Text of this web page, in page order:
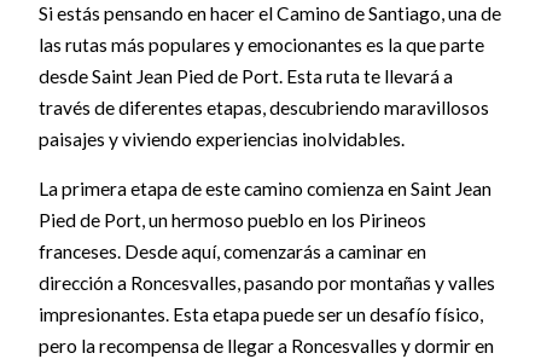
Si estás pensando en hacer el Camino de Santiago, una de
las rutas más populares y emocionantes es la que parte
desde Saint Jean Pied de Port. Esta ruta te llevará a
través de diferentes etapas, descubriendo maravillosos
paisajes y viviendo experiencias inolvidables.
La primera etapa de este camino comienza en Saint Jean
Pied de Port, un hermoso pueblo en los Pirineos
franceses. Desde aquí, comenzarás a caminar en
dirección a Roncesvalles, pasando por montañas y valles
impresionantes. Esta etapa puede ser un desafío físico,
pero la recompensa de llegar a Roncesvalles y dormir en